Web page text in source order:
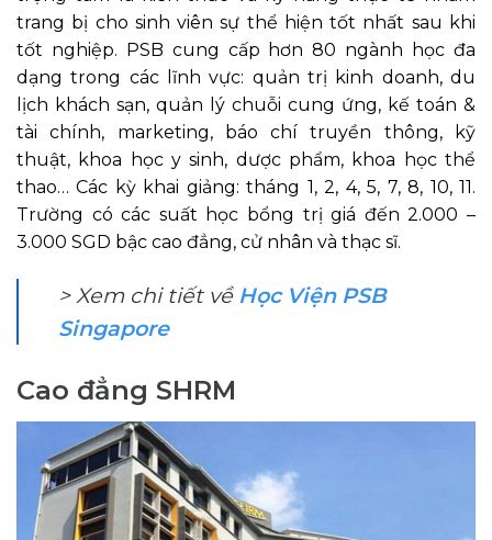
trang bị cho sinh viên sự thể hiện tốt nhất sau khi
tốt nghiệp. PSB cung cấp hơn 80 ngành học đa
dạng trong các lĩnh vực: quản trị kinh doanh, du
lịch khách sạn, quản lý chuỗi cung ứng, kế toán &
tài chính, marketing, báo chí truyền thông, kỹ
thuật, khoa học y sinh, dược phẩm, khoa học thể
thao… Các kỳ khai giảng: tháng 1, 2, 4, 5, 7, 8, 10, 11.
Trường có các suất học bổng trị giá đến 2.000 –
3.000 SGD bậc cao đẳng, cử nhân và thạc sĩ.
> Xem chi tiết về Học Viện PSB
Singapore
Cao đẳng SHRM